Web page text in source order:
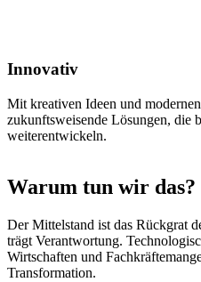
Innovativ
Mit kreativen Ideen und
zukunftsweisende Lösungen, die
weiterentwickeln.
Warum tun wir das?
Der Mittelstand ist das Rückgrat
trägt Verantwortung.
Wirtschaften und
Transformation.